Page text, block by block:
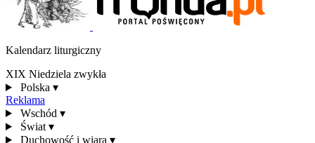
Kalendarz liturgiczny
XIX Niedziela zwykła
Polska ▾
Reklama
Wschód ▾
Świat ▾
Duchowość i wiara ▾